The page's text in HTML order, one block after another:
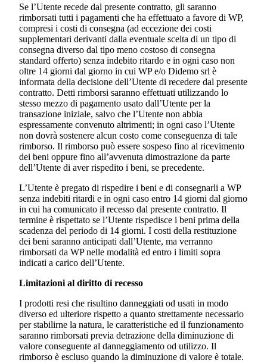
Se l’Utente recede dal presente contratto, gli saranno
rimborsati tutti i pagamenti che ha effettuato a favore di WP,
compresi i costi di consegna (ad eccezione dei costi
supplementari derivanti dalla eventuale scelta di un tipo di
consegna diverso dal tipo meno costoso di consegna
standard offerto) senza indebito ritardo e in ogni caso non
oltre 14 giorni dal giorno in cui WP e/o Didemo srl è
informata della decisione dell’Utente di recedere dal presente
contratto. Detti rimborsi saranno effettuati utilizzando lo
stesso mezzo di pagamento usato dall’Utente per la
transazione iniziale, salvo che l’Utente non abbia
espressamente convenuto altrimenti; in ogni caso l’Utente
non dovrà sostenere alcun costo come conseguenza di tale
rimborso. Il rimborso può essere sospeso fino al ricevimento
dei beni oppure fino all’avvenuta dimostrazione da parte
dell’Utente di aver rispedito i beni, se precedente.
L’Utente è pregato di rispedire i beni e di consegnarli a WP
senza indebiti ritardi e in ogni caso entro 14 giorni dal giorno
in cui ha comunicato il recesso dal presente contratto. Il
termine è rispettato se l’Utente rispedisce i beni prima della
scadenza del periodo di 14 giorni. I costi della restituzione
dei beni saranno anticipati dall’Utente, ma verranno
rimborsati da WP nelle modalità ed entro i limiti sopra
indicati a carico dell’Utente.
Limitazioni al diritto di recesso
I prodotti resi che risultino danneggiati od usati in modo
diverso ed ulteriore rispetto a quanto strettamente necessario
per stabilirne la natura, le caratteristiche ed il funzionamento
saranno rimborsati previa detrazione della diminuzione di
valore conseguente al danneggiamento od utilizzo. Il
rimborso è escluso quando la diminuzione di valore è totale.